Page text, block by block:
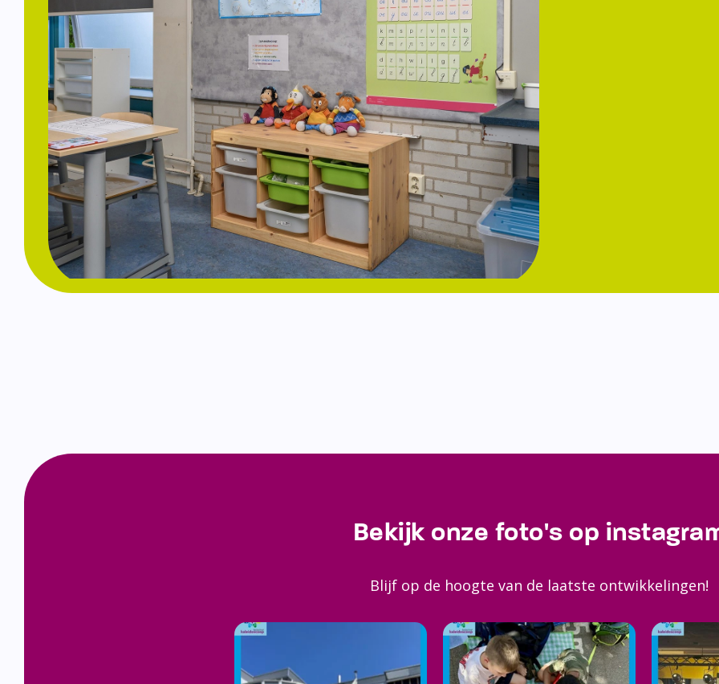
Bekijk onze foto's op
Blijf op de hoogte van de laatste ontwikkelingen!